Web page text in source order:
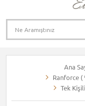
Ana
Ranforce (
Tek